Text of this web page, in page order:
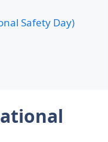
Safety Day)